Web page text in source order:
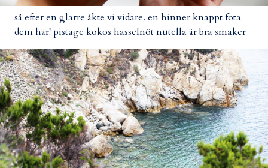
så efter en glarre åkte vi vidare. en hinner knappt fota
dem här! pistage kokos hasselnöt nutella är bra smaker